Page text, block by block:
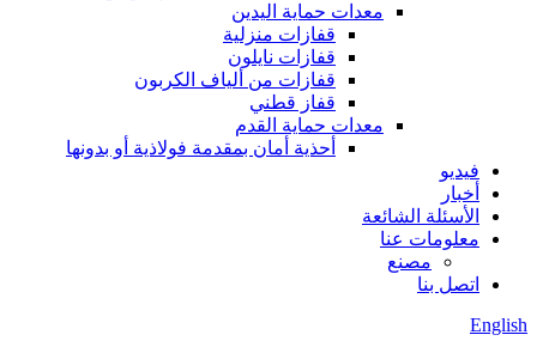
معدات حماية اليدين
قفازات منزلية
قفازات نايلون
قفازات من ألياف الكربون
قفاز قطني
معدات حماية القدم
أحذية أمان بمقدمة فولاذية أو بدونها
فيديو
أخبار
الأسئلة الشائعة
معلومات عنا
مصنع
اتصل بنا
English